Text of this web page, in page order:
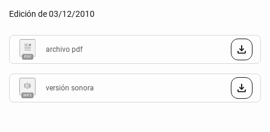
Edición de 03/12/2010
archivo pdf
versión sonora